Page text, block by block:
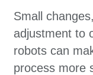
Small
adjustment to
robots can
process more